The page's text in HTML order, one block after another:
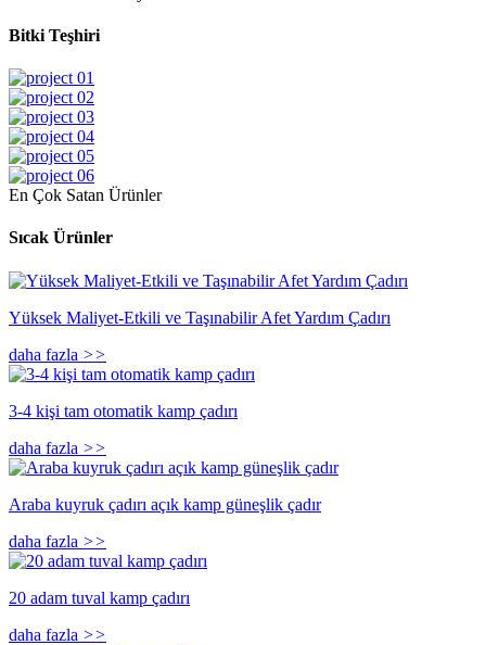
Bitki Teşhiri
En Çok Satan Ürünler
Sıcak Ürünler
Yüksek Maliyet-Etkili ve Taşınabilir Afet Yardım Çadırı
daha fazla >>
3-4 kişi tam otomatik kamp çadırı
daha fazla >>
Araba kuyruk çadırı açık kamp güneşlik çadır
daha fazla >>
20 adam tuval kamp çadırı
daha fazla >>